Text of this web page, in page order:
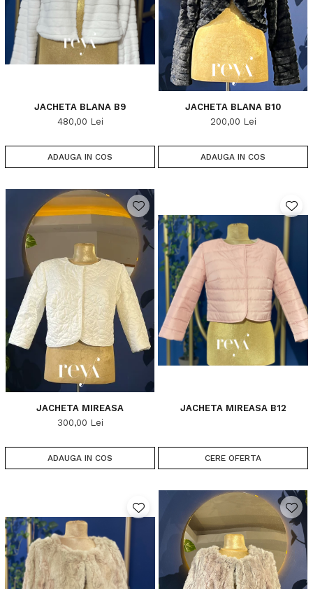
JACHETA BLANA B9
480,00 Lei
ADAUGA IN COS
JACHETA BLANA B10
200,00 Lei
ADAUGA IN COS
JACHETA MIREASA
300,00 Lei
ADAUGA IN COS
JACHETA MIREASA B12
CERE OFERTA